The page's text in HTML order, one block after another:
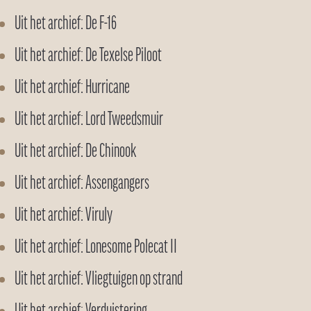
Uit het archief: De F-16
Uit het archief: De Texelse Piloot
Uit het archief: Hurricane
Uit het archief: Lord Tweedsmuir
Uit het archief: De Chinook
Uit het archief: Assengangers
Uit het archief: Viruly
Uit het archief: Lonesome Polecat II
Uit het archief: Vliegtuigen op strand